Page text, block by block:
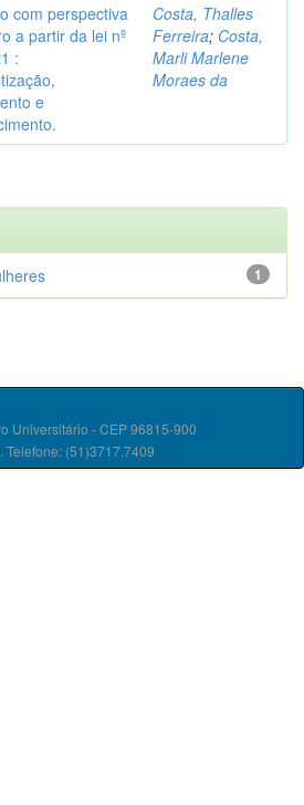
com perspectiva
a partir da lei nº
:
e
Costa, Thalles
Ferreira; Costa,
Marli Marlene
Moraes da
1
Universitário - CEP 96815-900
Telefone: (51)3717.7409